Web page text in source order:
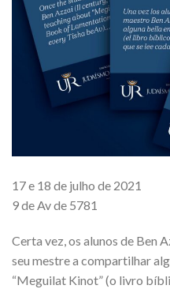
17 e 18 de julho de 2021
9 de Av de 5781
Certa vez, os alunos de Ben
seu mestre a compartilhar
“Meguilat Kinot” (o livro